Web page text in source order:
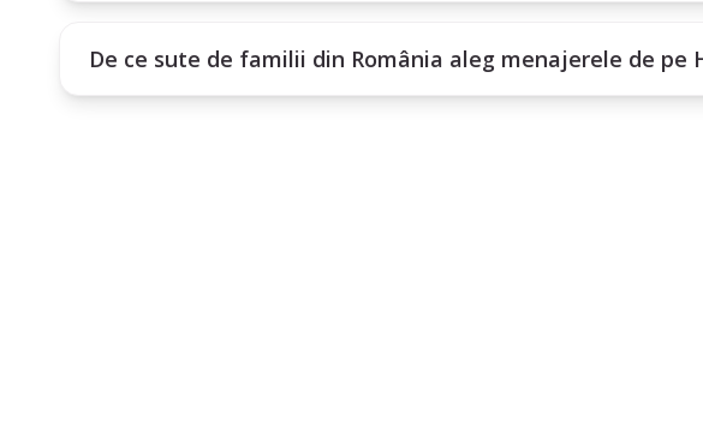
De ce sute de familii din România aleg menajerele de pe